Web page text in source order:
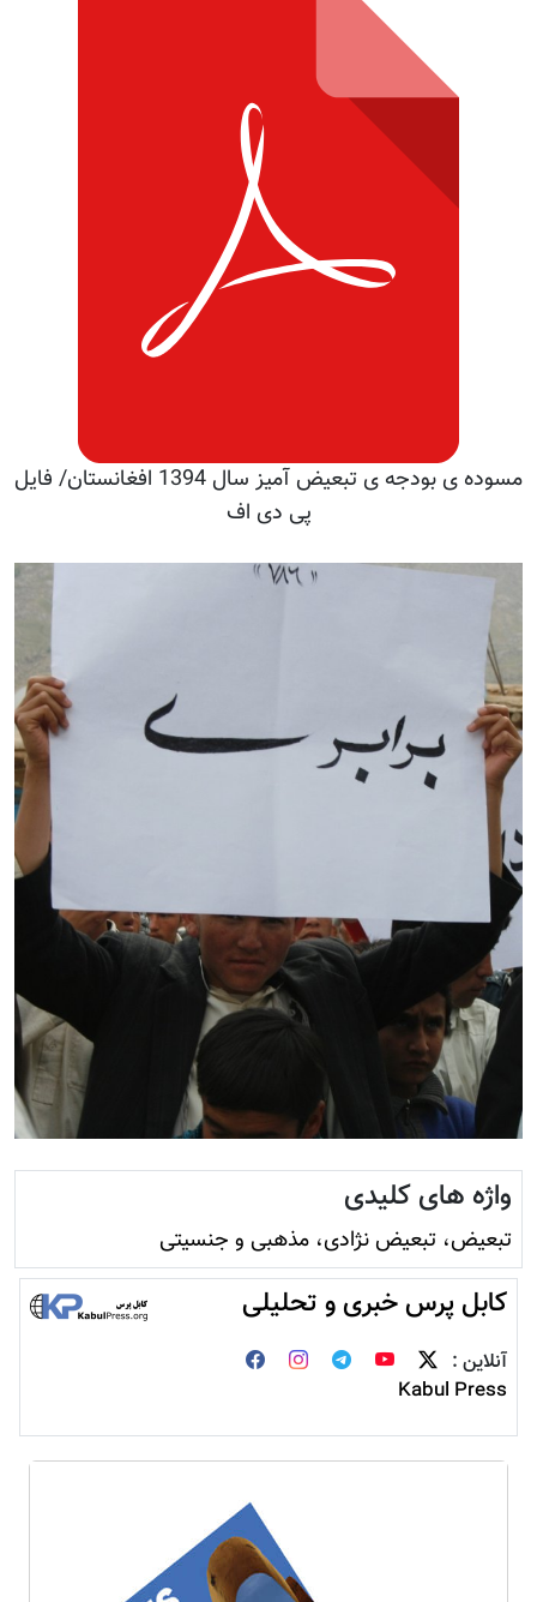
مسوده ی بودجه ی تبعیض آمیز سال 1394 افغانستان/ فایل
پی دی اف
واژه های کلیدی
تبعیض، تبعیض نژادی، مذهبی و جنسیتی
کابل پرس خبری و تحلیلی
آنلاین :
Kabul Press